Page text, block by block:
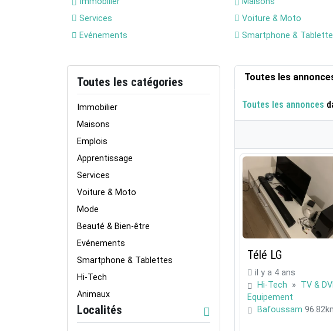
Services
Voiture & Moto
Evénements
Smartphone &
Toutes les catégories
Immobilier
Maisons
Emplois
Apprentissage
Services
Voiture & Moto
Mode
Beauté & Bien-être
Evénements
Smartphone & Tablettes
Hi-Tech
Animaux
Localités
Toutes les
Toutes les annonces
Télé LG
il y a 4 ans
Hi-Tech » TV &
Equipement
Bafoussam